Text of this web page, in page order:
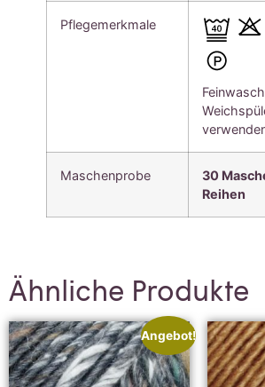
Pflegemerkmale
Maschenprobe
30
Reihen
Ähnliche Produkte
Angebot!